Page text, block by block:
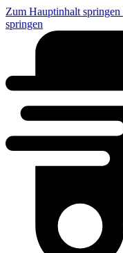
Zum Hauptinhalt springen
springen